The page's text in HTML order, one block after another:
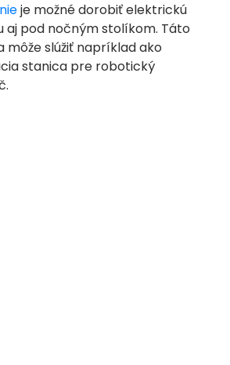
je možné dorobiť elektrickú
aj pod nočným stolíkom. Táto
môže slúžiť napríklad ako
stanica pre robotický